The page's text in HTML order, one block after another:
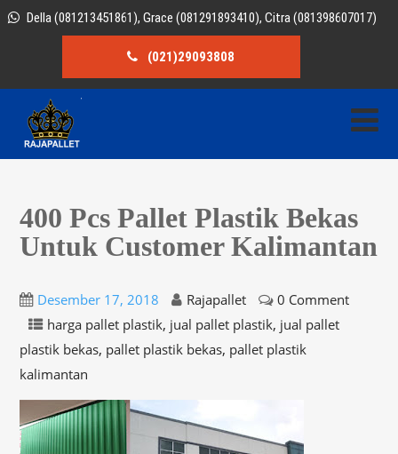
Della (081213451861), Grace (081291893410), Citra (081398607017)
(021)29093808
400 Pcs Pallet Plastik Bekas
Untuk Customer Kalimantan
Desember 17, 2018 Rajapallet
0 Comment
harga pallet plastik, jual pallet plastik, jual pallet
plastik bekas, pallet plastik bekas, pallet plastik
kalimantan